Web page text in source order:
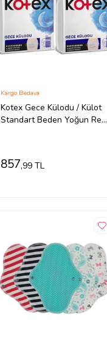
Kotex Gece Külodu / Külot
Standart Beden Yoğun ReGl
Kargo Bedava
857,99 TL